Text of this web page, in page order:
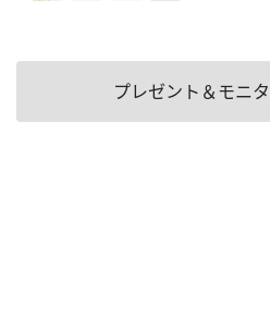
プレゼント＆モニ